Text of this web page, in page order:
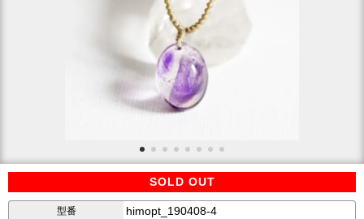
SOLD OUT
型番 himopt_190408-4